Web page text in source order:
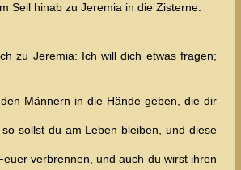
Seil hinab zu Jeremia in die Zisterne.
zu Jeremia: Ich will dich etwas fragen;
Männern in die Hände geben, die dir
sollst du am Leben bleiben, und diese
verbrennen, und auch du wirst ihren